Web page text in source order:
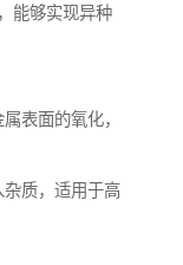
能够实现异种
表面的氧化，
质，适用于高